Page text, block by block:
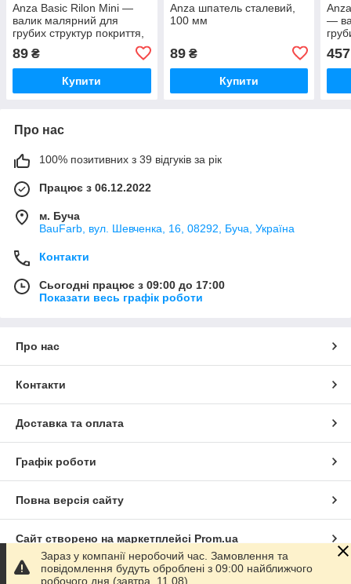
Anza Basic Rilon Mini —
валик малярний для
грубих структур покриття,
89 ₴
Купити
Anza шпатель сталевий,
100 мм
89₴
Купити
—
457
Про нас
100% позитивних з 39 відгуків за рік
Працює з 06.12.2022
м. Буча
BauFarb, вул. Шевченка, 16, 08292, Буча, Україна
Контакти
Сьогодні працює з 09:00 до 17:00
Показати весь графік роботи
Про нас
Контакти
Доставка та оплата
Графік роботи
Повна версія сайту
Сайт створено на маркетплейсі Prom.ua
Політика конфіденційності
Зараз у компанії неробочий час. Замовлення та
повідомлення будуть оброблені з 09:00 найближчого
робочого дня (завтра, 11.08).